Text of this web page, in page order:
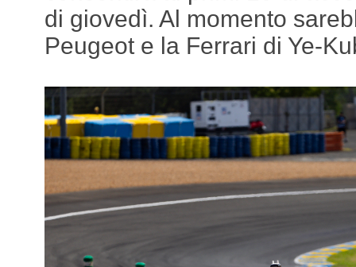
di giovedì. Al momento
Peugeot e la Ferrari di Ye-